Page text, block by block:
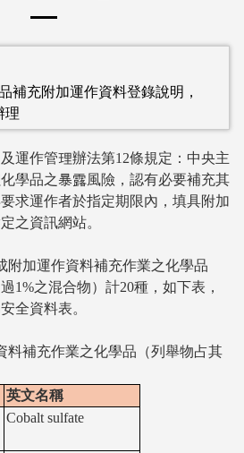
補充附加運作資料登錄說明，
理
運作管理辦法第12條規定：中央主
學品之暴露風險，認有必要補充其
求運作者於指定期限內，填具附加
之資訊網站。
附加運作資料補充作業之化學品
1%之混合物）計20種，如下表，
全資料表。
料補充作業之化學品（列舉物占其
英文名稱
Cobalt sulfate